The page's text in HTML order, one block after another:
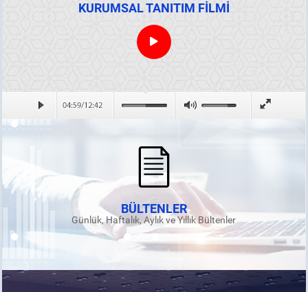
KURUMSAL TANITIM FİLMİ
BÜLTENLER
Günlük, Haftalık, Aylık ve Yıllık Bültenler